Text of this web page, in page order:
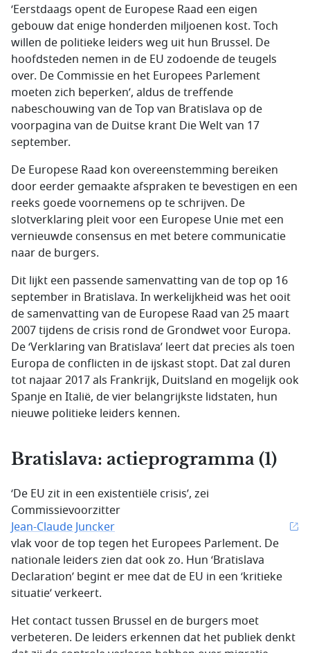
‘Eerstdaags opent de Europese Raad een eigen
gebouw dat enige honderden miljoenen kost. Toch
willen de politieke leiders weg uit hun Brussel. De
hoofdsteden nemen in de EU zodoende de teugels
over. De Commissie en het Europees Parlement
moeten zich beperken’, aldus de treffende
nabeschouwing van de Top van Bratislava op de
voorpagina van de Duitse krant Die Welt van 17
september.
De Europese Raad kon overeenstemming bereiken
door eerder gemaakte afspraken te bevestigen en een
reeks goede voornemens op te schrijven. De
slotverklaring pleit voor een Europese Unie met een
vernieuwde consensus en met betere communicatie
naar de burgers.
Dit lijkt een passende samenvatting van de top op 16
september in Bratislava. In werkelijkheid was het ooit
de samenvatting van de Europese Raad van 25 maart
2007 tijdens de crisis rond de Grondwet voor Europa.
De ‘Verklaring van Bratislava’ leert dat precies als toen
Europa de conflicten in de ijskast stopt. Dat zal duren
tot najaar 2017 als Frankrijk, Duitsland en mogelijk ook
Spanje en Italië, de vier belangrijkste lidstaten, hun
nieuwe politieke leiders kennen.
Bratislava: actieprogramma (1)
‘De EU zit in een existentiële crisis’, zei
Commissievoorzitter
Jean-Claude Juncker
vlak voor de top tegen het Europees Parlement. De
nationale leiders zien dat ook zo. Hun ‘Bratislava
Declaration’ begint er mee dat de EU in een ‘kritieke
situatie’ verkeert.
Het contact tussen Brussel en de burgers moet
verbeteren. De leiders erkennen dat het publiek denkt